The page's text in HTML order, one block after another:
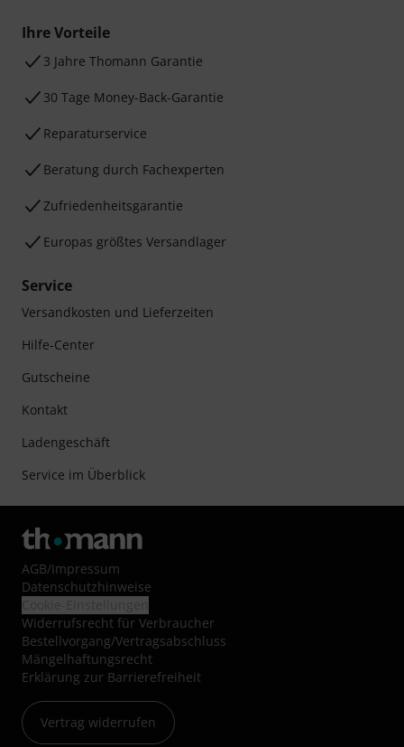
Ihre Vorteile
3 Jahre Thomann Garantie
30 Tage Money-Back-Garantie
Reparaturservice
Beratung durch Fachexperten
Zufriedenheitsgarantie
Europas größtes Versandlager
Service
Versandkosten und Lieferzeiten
Hilfe-Center
Gutscheine
Kontakt
Ladengeschäft
Service im Überblick
AGB/Impressum
Datenschutzhinweise
Widerrufsrecht für Verbraucher
Bestellvorgang/Vertragsabschluss
Mängelhaftungsrecht
Erklärung zur Barrierefreiheit
Vertrag widerrufen